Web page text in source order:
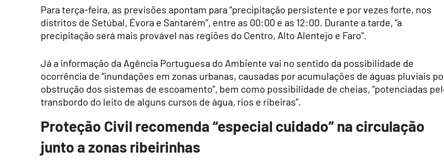
Para terça-feira, as previsões apontam para “precipitação persistente e por vezes forte, nos
distritos de Setúbal, Évora e Santarém”, entre as 00:00 e as 12:00. Durante a tarde, “a
precipitação será mais provável nas regiões do Centro, Alto Alentejo e Faro”.
Já a informação da Agência Portuguesa do Ambiente vai no sentido da possibilidade de
ocorrência de “inundações em zonas urbanas, causadas por acumulações de águas pluviais
obstrução dos sistemas de escoamento”, bem como possibilidade de cheias, “potenciadas
transbordo do leito de alguns cursos de água, rios e ribeiras”.
Proteção Civil recomenda “especial cuidado” na circulação
junto a zonas ribeirinhas